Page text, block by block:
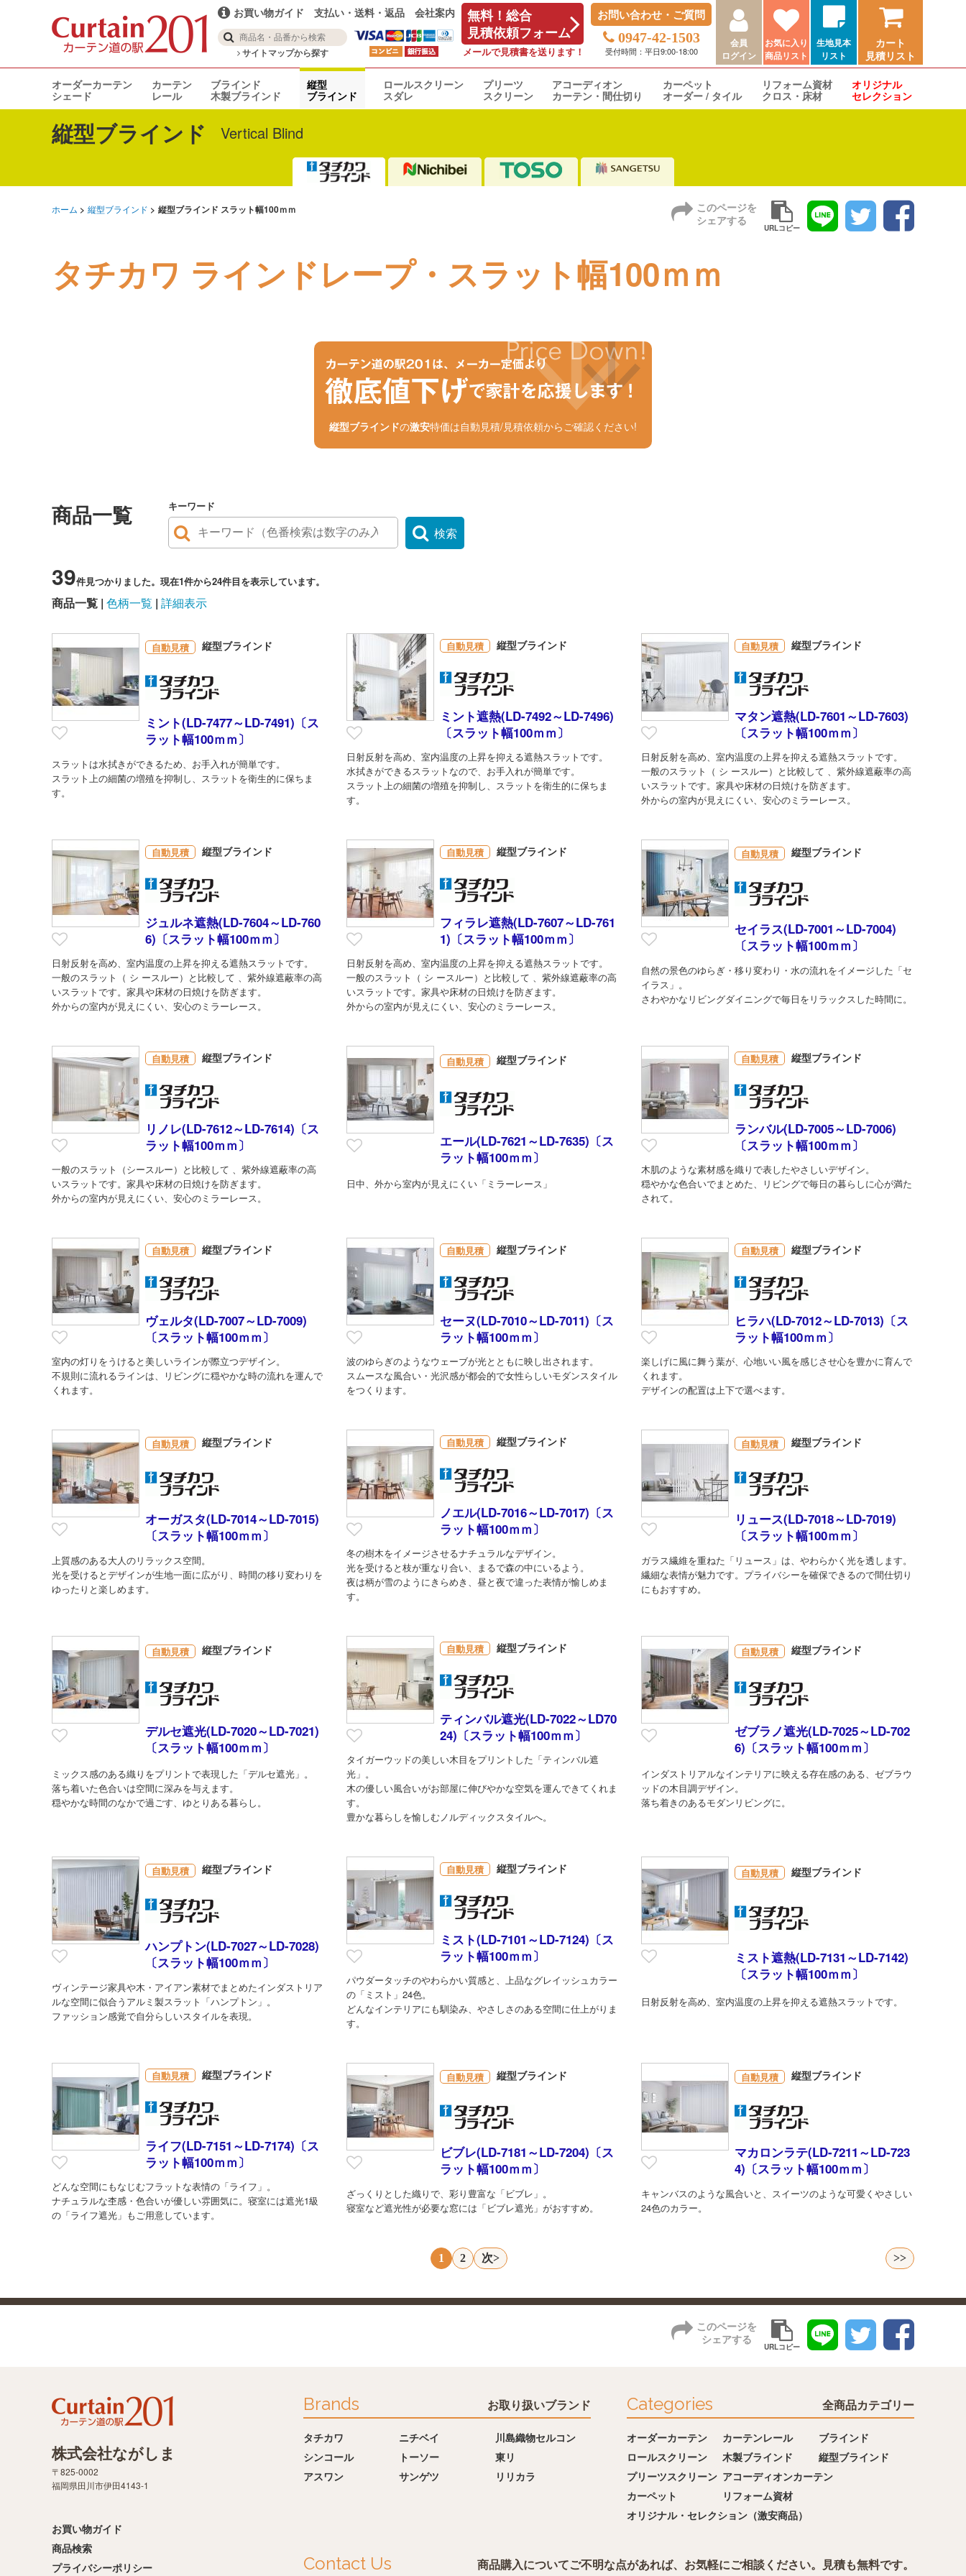
お買い物ガイド 支払い・送料・返品 会社案内
サイトマップから探す
無料！総合
見積依頼フォーム
メールで見積書を送ります！
お問い合わせ・ご質問
0947-42-1503
受付時間：平日9:00-18:00
会員
ログイン
お気に入り
商品リスト
生地見本
リスト
カート
見積リスト
オーダーカーテン
シェード
カーテン
レール
ブラインド
木製ブラインド
縦型
ブラインド
ロールスクリーン
スダレ
プリーツ
スクリーン
アコーディオン
カーテン・間仕切り
カーペット
オーダー / タイル
リフォーム資材
クロス・床材
オリジナル
セレクション
縦型ブラインド Vertical Blind
ホーム 縦型ブラインド 縦型ブラインド スラット幅100ｍｍ
このページを
シェアする
URLコピー
タチカワ ラインドレープ・スラット幅100ｍｍ
縦型ブラインドの激安特価は自動見積/見積依頼からご確認ください!
商品一覧 キーワード
検索
39件見つかりました。現在1件から24件目を表示しています。
商品一覧 色柄一覧 詳細表示
自動見積 縦型ブラインド
ミント(LD-7477～LD-7491)〔ス
ラット幅100ｍｍ〕
スラットは水拭きができるため、お手入れが簡単です。
スラット上の細菌の増殖を抑制し、スラットを衛生的に保ちま
す。
自動見積 縦型ブラインド
ミント遮熱(LD-7492～LD-7496)
〔スラット幅100ｍｍ〕
日射反射を高め、室内温度の上昇を抑える遮熱スラットです。
水拭きができるスラットなので、お手入れが簡単です。
スラット上の細菌の増殖を抑制し、スラットを衛生的に保ちま
す。
自動見積 縦型ブラインド
マタン遮熱(LD-7601～LD-7603)
〔スラット幅100ｍｍ〕
日射反射を高め、室内温度の上昇を抑える遮熱スラットです。
一般のスラット（ シ ースルー）と比較して 、紫外線遮蔽率の高
いスラットです。家具や床材の日焼けを防ぎます。
外からの室内が見えにくい、安心のミラーレース。
自動見積 縦型ブラインド
ジュルネ遮熱(LD-7604～LD-760
6)〔スラット幅100ｍｍ〕
日射反射を高め、室内温度の上昇を抑える遮熱スラットです。
一般のスラット（ シ ースルー）と比較して 、紫外線遮蔽率の高
いスラットです。家具や床材の日焼けを防ぎます。
外からの室内が見えにくい、安心のミラーレース。
自動見積 縦型ブラインド
フィラレ遮熱(LD-7607～LD-761
1)〔スラット幅100ｍｍ〕
日射反射を高め、室内温度の上昇を抑える遮熱スラットです。
一般のスラット（ シ ースルー）と比較して 、紫外線遮蔽率の高
いスラットです。家具や床材の日焼けを防ぎます。
外からの室内が見えにくい、安心のミラーレース。
自動見積 縦型ブラインド
セイラス(LD-7001～LD-7004)
〔スラット幅100ｍｍ〕
自然の景色のゆらぎ・移り変わり・水の流れをイメージした「セ
イラス」。
さわやかなリビングダイニングで毎日をリラックスした時間に。
自動見積 縦型ブラインド
リノレ(LD-7612～LD-7614)〔ス
ラット幅100ｍｍ〕
一般のスラット（シースルー）と比較して 、紫外線遮蔽率の高
いスラットです。家具や床材の日焼けを防ぎます。
外からの室内が見えにくい、安心のミラーレース。
自動見積 縦型ブラインド
エール(LD-7621～LD-7635)〔ス
ラット幅100ｍｍ〕
日中、外から室内が見えにくい「ミラーレース」
自動見積 縦型ブラインド
ランバル(LD-7005～LD-7006)
〔スラット幅100ｍｍ〕
木肌のような素材感を織りで表したやさしいデザイン。
穏やかな色合いでまとめた、リビングで毎日の暮らしに心が満た
されて。
自動見積 縦型ブラインド
ヴェルタ(LD-7007～LD-7009)
〔スラット幅100ｍｍ〕
室内の灯りをうけると美しいラインが際立つデザイン。
不規則に流れるラインは、リビングに穏やかな時の流れを運んで
くれます。
自動見積 縦型ブラインド
セーヌ(LD-7010～LD-7011)〔ス
ラット幅100ｍｍ〕
波のゆらぎのようなウェーブが光とともに映し出されます。
スムースな風合い・光沢感が都会的で女性らしいモダンスタイル
をつくります。
自動見積 縦型ブラインド
ヒラハ(LD-7012～LD-7013)〔ス
ラット幅100ｍｍ〕
楽しげに風に舞う葉が、心地いい風を感じさせ心を豊かに育んで
くれます。
デザインの配置は上下で選べます。
自動見積 縦型ブラインド
オーガスタ(LD-7014～LD-7015)
〔スラット幅100ｍｍ〕
上質感のある大人のリラックス空間。
光を受けるとデザインが生地一面に広がり、時間の移り変わりを
ゆったりと楽しめます。
自動見積 縦型ブラインド
ノエル(LD-7016～LD-7017)〔ス
ラット幅100ｍｍ〕
冬の樹木をイメージさせるナチュラルなデザイン。
光を受けると枝が重なり合い、まるで森の中にいるよう。
夜は柄が雪のようにきらめき、昼と夜で違った表情が愉しめま
す。
自動見積 縦型ブラインド
リュース(LD-7018～LD-7019)
〔スラット幅100ｍｍ〕
ガラス繊維を重ねた「リュース」は、やわらかく光を透します。
繊細な表情が魅力です。プライバシーを確保できるので間仕切り
にもおすすめ。
自動見積 縦型ブラインド
デルセ遮光(LD-7020～LD-7021)
〔スラット幅100ｍｍ〕
ミックス感のある織りをプリントで表現した「デルセ遮光」。
落ち着いた色合いは空間に深みを与えます。
穏やかな時間のなかで過ごす、ゆとりある暮らし。
自動見積 縦型ブラインド
ティンバル遮光(LD-7022～LD70
24)〔スラット幅100ｍｍ〕
タイガーウッドの美しい木目をプリントした「ティンバル遮
光」。
木の優しい風合いがお部屋に伸びやかな空気を運んできてくれま
す。
豊かな暮らしを愉しむノルディックスタイルへ。
自動見積 縦型ブラインド
ゼブラノ遮光(LD-7025～LD-702
6)〔スラット幅100ｍｍ〕
インダストリアルなインテリアに映える存在感のある、ゼブラウ
ッドの木目調デザイン。
落ち着きのあるモダンリビングに。
自動見積 縦型ブラインド
ハンプトン(LD-7027～LD-7028)
〔スラット幅100ｍｍ〕
ヴィンテージ家具や木・アイアン素材でまとめたインダストリア
ルな空間に似合うアルミ製スラット「ハンプトン」。
ファッション感覚で自分らしいスタイルを表現。
自動見積 縦型ブラインド
ミスト(LD-7101～LD-7124)〔ス
ラット幅100ｍｍ〕
パウダータッチのやわらかい質感と、上品なグレイッシュカラー
の「ミスト」24色。
どんなインテリアにも馴染み、やさしさのある空間に仕上がりま
す。
自動見積 縦型ブラインド
ミスト遮熱(LD-7131～LD-7142)
〔スラット幅100ｍｍ〕
日射反射を高め、室内温度の上昇を抑える遮熱スラットです。
自動見積 縦型ブラインド
ライフ(LD-7151～LD-7174)〔ス
ラット幅100ｍｍ〕
どんな空間にもなじむフラットな表情の「ライフ」。 ​​​​​​​
ナチュラルな杢感・色合いが優しい雰囲気に。寝室には遮光1級
の「ライフ遮光」もご用意しています。
自動見積 縦型ブラインド
ビブレ(LD-7181～LD-7204)〔ス
ラット幅100ｍｍ〕
ざっくりとした織りで、彩り豊富な「ビブレ」。
寝室など遮光性が必要な窓には「ビブレ遮光」がおすすめ。
自動見積 縦型ブラインド
マカロンラテ(LD-7211～LD-723
4)〔スラット幅100ｍｍ〕
キャンバスのような風合いと、スイーツのような可愛くやさしい
24色のカラー。
1 2 次> >>
このページを
シェアする
URLコピー
Brands お取り扱いブランド
タチカワ ニチベイ
川島織物セルコン
シンコール
トーソー
東リ
アスワン
サンゲツ リリカラ
Categories 全商品カテゴリー
オーダーカーテン カーテンレール
ブラインド
ロールスクリーン
木製ブラインド
縦型ブラインド
プリーツスクリーン アコーディオンカーテン
カーペット
リフォーム資材
オリジナル・セレクション（激安商品）
Contact Us 商品購入についてご不明な点があれば、お気軽にご相談ください。見積も無料です。
株式会社ながしま
〒825-0002
福岡県田川市伊田4143-1
お買い物ガイド
商品検索
プライバシーポリシー